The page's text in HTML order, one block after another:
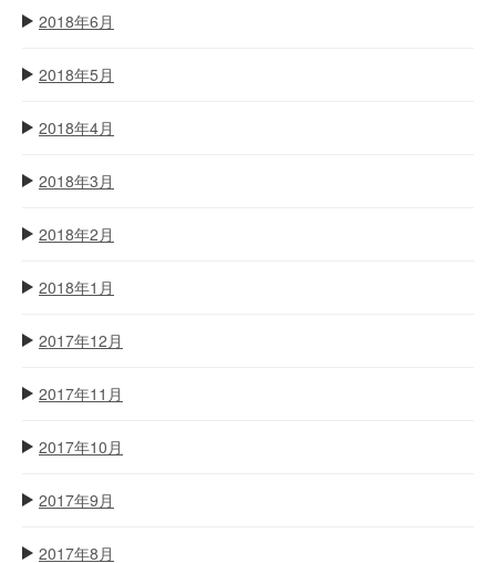
2018年6月
2018年5月
2018年4月
2018年3月
2018年2月
2018年1月
2017年12月
2017年11月
2017年10月
2017年9月
2017年8月